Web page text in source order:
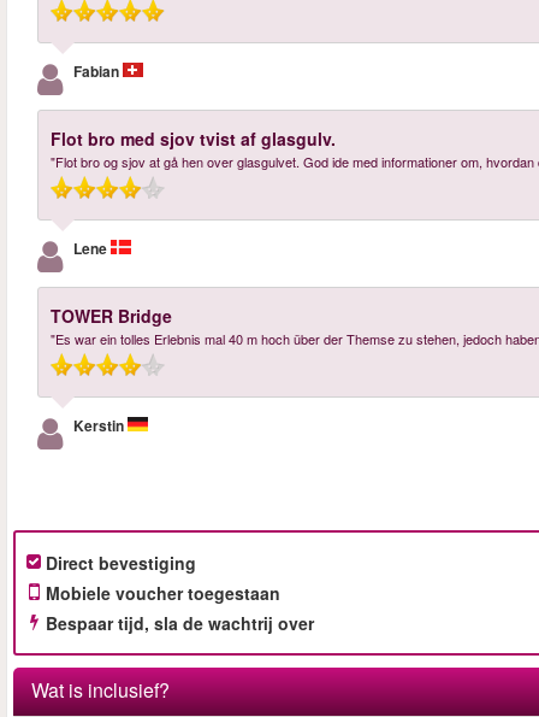
Fabian
Flot bro med sjov tvist af glasgulv.
"Flot bro og sjov at gå hen over glasgulvet. God ide med informationer om,
Lene
TOWER Bridge
"Es war ein tolles Erlebnis mal 40 m hoch über der Themse zu stehen, jedoch
Kerstin
Direct bevestiging
Mobiele voucher toegestaan
Bespaar tijd, sla de wachtrij over
Wat is inclusief?